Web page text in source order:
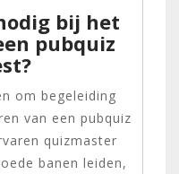
bij het
pubquiz
om begeleiding
van een pubquiz
quizmaster
banen leiden,